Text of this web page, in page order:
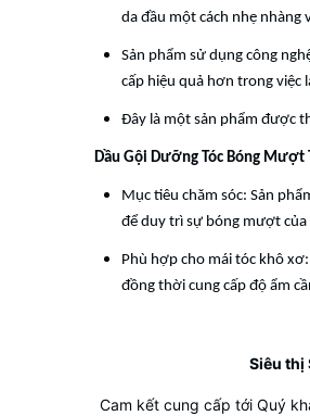
da đầu một cách nhẹ
Sản phẩm sử dụng công
cấp hiệu quả hơn trong việc
Đây là một sản phẩm được
Dầu Gội Dưỡng Tóc Bóng
Mục tiêu chăm sóc: Sản
để duy trì sự bóng mượt
Phù hợp cho mái tóc khô
đồng thời cung cấp độ ẩm
Siêu thị
Cam kết cung cấp tới Quý